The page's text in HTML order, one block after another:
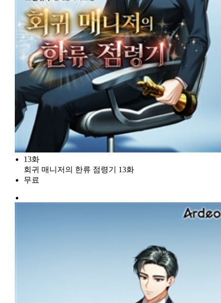
13화
회귀 매니저의 한류 점령기 13화
무료